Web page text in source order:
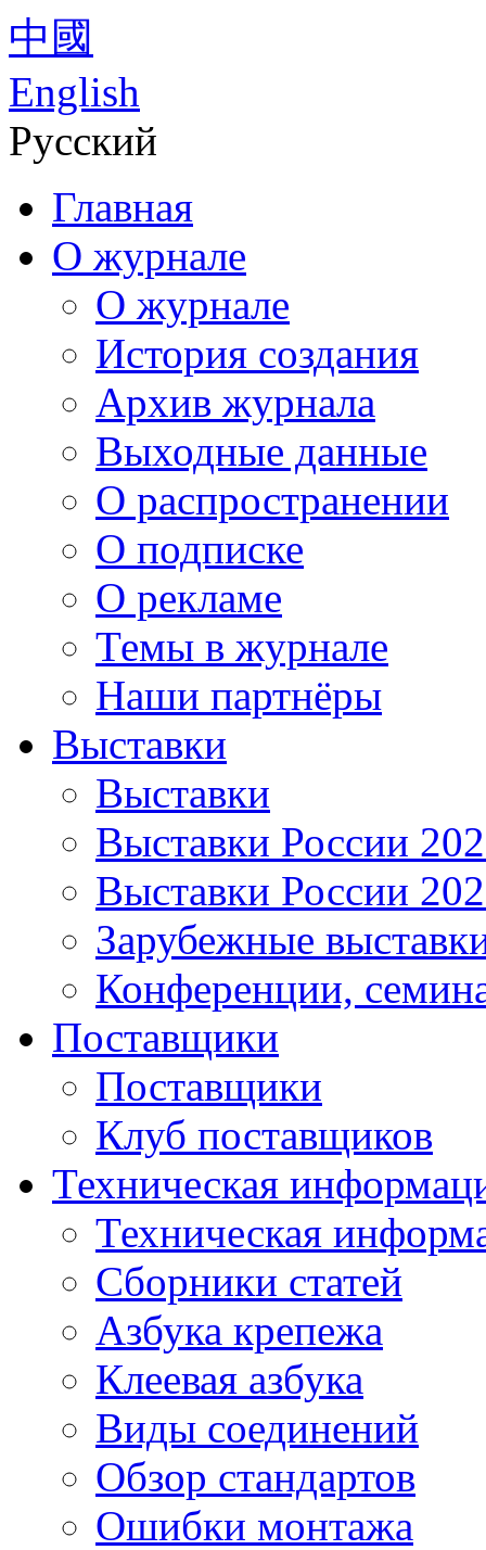
中國
English
Русский
Главная
О журнале
О журнале
История создания
Архив журнала
Выходные данные
О распространении
О подписке
О рекламе
Темы в журнале
Наши партнёры
Выставки
Выставки
Выставки России
Выставки России
Зарубежные
Конференции,
Поставщики
Поставщики
Клуб поставщиков
Техническая
Техническая
Сборники статей
Азбука крепежа
Клеевая азбука
Виды соединений
Обзор стандартов
Ошибки монтажа